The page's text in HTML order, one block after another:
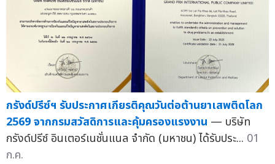
กรังด์ปรีซ์ฯ รับประกาศเกียรติคุณวันต่อต้านยาเสพติดโลก
2569 จากกรมสวัสดิการและคุ้มครองแรงงาน — บริษัท
กรังด์ปรีซ์ อินเตอร์เนชั่นแนล จำกัด (มหาชน) ได้รับประ... 01
ก.ค.